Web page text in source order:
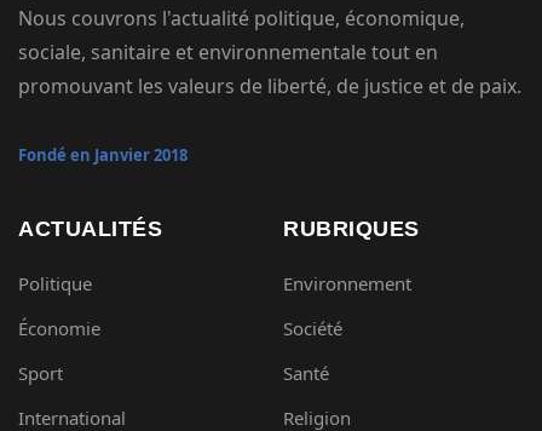
Nous couvrons l'actualité politique, économique,
sociale, sanitaire et environnementale tout en
promouvant les valeurs de liberté, de justice et de paix.
Fondé en Janvier 2018
ACTUALITÉS
Politique
Économie
Sport
International
RUBRIQUES
Environnement
Société
Santé
Religion